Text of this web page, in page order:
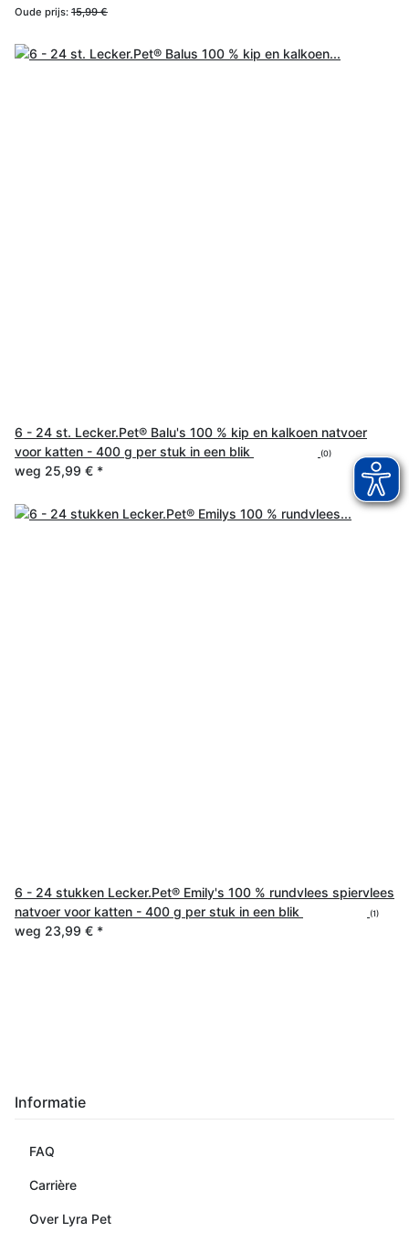
Oude prijs: 15,99 €
6 - 24 st. Lecker.Pet® Balu's 100 % kip en kalkoen natvoer
voor katten - 400 g per stuk in een blik
(0)
weg 25,99 € *
6 - 24 stukken Lecker.Pet® Emily's 100 % rundvlees spiervlees
natvoer voor katten - 400 g per stuk in een blik
(1)
weg 23,99 € *
Informatie
FAQ
Carrière
Over Lyra Pet